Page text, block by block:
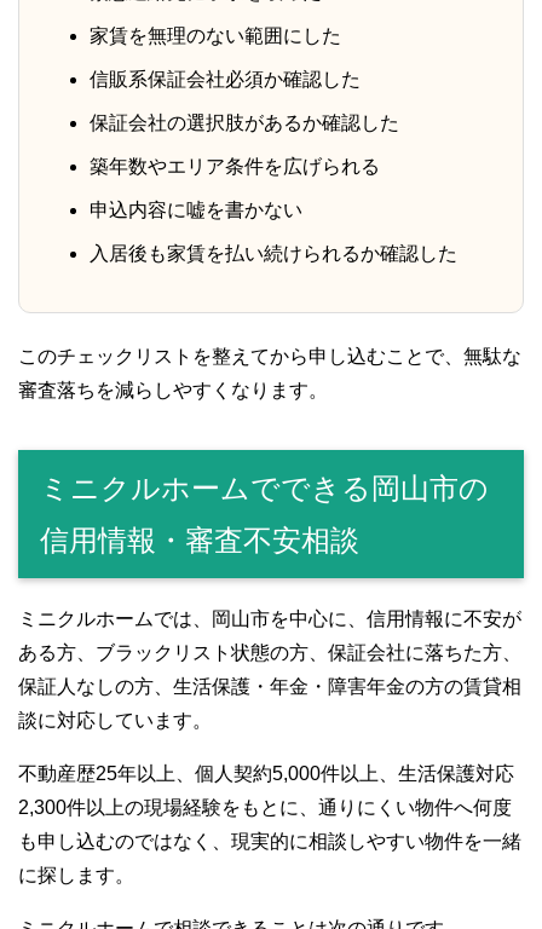
家賃を無理のない範囲にした
信販系保証会社必須か確認した
保証会社の選択肢があるか確認した
築年数やエリア条件を広げられる
申込内容に嘘を書かない
入居後も家賃を払い続けられるか確認した
このチェックリストを整えてから申し込むことで、無駄な
審査落ちを減らしやすくなります。
ミニクルホームでできる岡山市の
信用情報・審査不安相談
ミニクルホームでは、岡山市を中心に、信用情報に不安が
ある方、ブラックリスト状態の方、保証会社に落ちた方、
保証人なしの方、生活保護・年金・障害年金の方の賃貸相
談に対応しています。
不動産歴25年以上、個人契約5,000件以上、生活保護対応
2,300件以上の現場経験をもとに、通りにくい物件へ何度
も申し込むのではなく、現実的に相談しやすい物件を一緒
に探します。